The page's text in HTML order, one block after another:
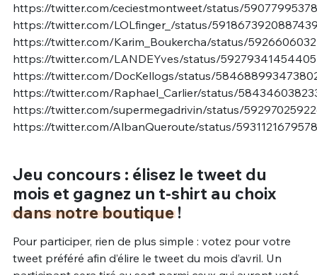
https://twitter.com/ceciestmontweet/status/
https://twitter.com/LOLfinger_/status/
https://twitter.com/Karim_Boukercha/status/
https://twitter.com/LANDEYves/status/
https://twitter.com/DocKellogs/status/
https://twitter.com/Raphael_Carlier/status/
https://twitter.com/supermegadrivin/status/
https://twitter.com/AlbanQueroute/status/
Jeu concours : élisez le tweet du
mois et gagnez un t-shirt au choix
dans notre boutique!
Pour participer, rien de plus simple : votez pour votre
tweet préféré afin d’élire le tweet du mois d’avril. Un